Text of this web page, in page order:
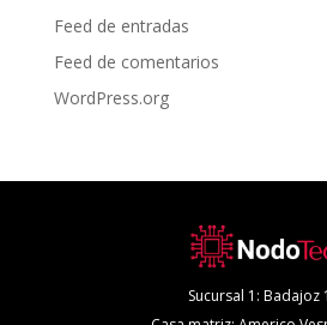
Feed de entradas
Feed de comentarios
WordPress.org
Sucursal 1: Badajoz